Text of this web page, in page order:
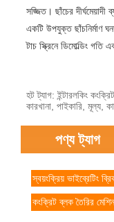
সজ্জিত। ছাঁচের দীর্ঘমেয়াদী
একটি উপযুক্ত ছাঁচনির্মাণ
টাচ স্ক্রিনে ডিমোল্ডিং
হট ট্যাগ: ইন্টারলকিং
কারখানা, পাইকারি, মূল্য,
পণ্য ট্যাগ
স্বয়ংক্রিয় ভাইব্রেটিং
কংক্রিট ব্লক তৈরির মেশিন